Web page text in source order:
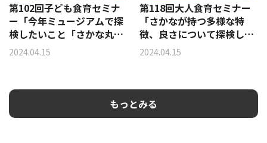
第102回子ども食育セミナ
ー「今年ミュージアムで探
検したいこと「さかな丸ご
と探検ノート」にどんなこ
とが書いてあるかな？探検
き実習
2024.04.15
第118回大人食育セミナー
「さかなが持つ多様な特
徴、良さについて探検しよ
う！ 」ーあじのつぼ抜き実
習
2024.04.15
もっとみる